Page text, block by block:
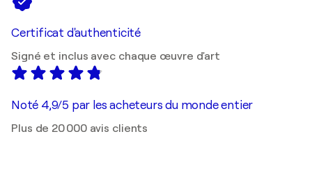
Certificat d'authenticité
Signé et inclus avec chaque œuvre d'art
Noté 4,9/5 par les acheteurs du monde entier
Plus de 20 000 avis clients